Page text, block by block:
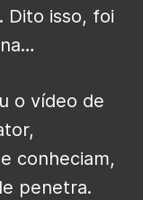
. Dito isso, foi
o vídeo de
conheciam,
penetra.